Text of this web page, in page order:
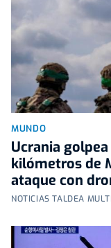
MUNDO
Ucrania
kilómetros de
ataque con
NOTICIAS TALDEA